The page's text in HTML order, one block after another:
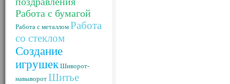
Работа с бумагой
Работа с металлом Работа
со стеклом
Создание
игрушек Шиворот-
навыворот Шитье